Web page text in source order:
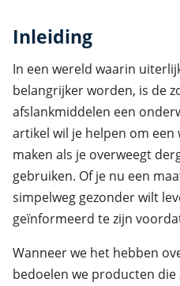
Inleiding
In een wereld waarin
belangrijker worden, is de
afslankmiddelen een
artikel wil je helpen om
maken als je overweegt
gebruiken. Of je nu een
simpelweg gezonder wilt
geïnformeerd te zijn
Wanneer we het hebben
bedoelen we producten